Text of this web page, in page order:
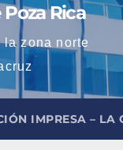
Rica
zona norte
IMPRESA – LA